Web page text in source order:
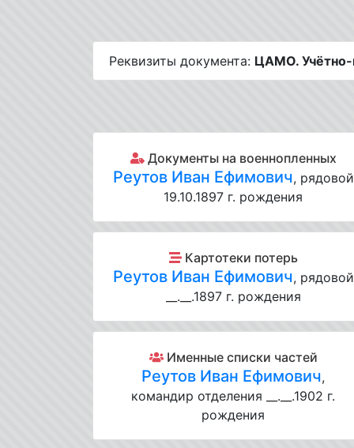
Реквизиты документа: ЦАМО. Учётно-
Документы на военнопленных
Реутов Иван Ефимович, рядовой
19.10.1897 г. рождения
Картотеки потерь
Реутов Иван Ефимович, рядовой
__.__.1897 г. рождения
Именные списки частей
Реутов Иван Ефимович,
командир отделения __.__.1902 г.
рождения